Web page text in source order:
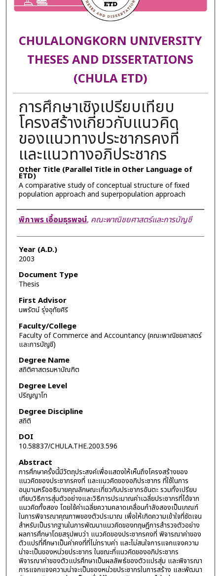
CHULALONGKORN UNIVERSITY
THESES AND DISSERTATIONS
(CHULA ETD)
การศึกษาเชิงเปรียบเทียบ
โครงสร้างเกี่ยวกับแนวคิด
ของแนวทางประชากรคงที่
และแนวทางอภิประชากร
Other Title (Parallel Title in Other Language of
ETD)
A comparative study of conceptual structure of fixed
population approach and superpopulation approach
Author
พิภาพร เอื้อมธุรพจน์, คณะพาณิชยศาสตร์และการบัญชี
Year (A.D.)
2003
Document Type
Thesis
First Advisor
นพรัตน์ รุ่งอุทัยศิริ
Faculty/College
Faculty of Commerce and Accountancy (คณะพาณิชยศาสตร์
และการบัญชี)
Degree Name
สถิติศาสตรมหาบัณฑิต
Degree Level
ปริญญาโท
Degree Discipline
สถิติ
DOI
10.58837/CHULA.THE.2003.596
Abstract
การศึกษาครั้งนี้มีวัตถุประสงค์เพื่อแสดงให้เห็นถึงโครงสร้างของ
แนวคิดของประชากรคงที่ และแนวคิดของอภิประชากร ที่ใช้ในการ
อนุมานหรืออธิบายคุณลักษณะเกี่ยวกับประชากรอันตะ รวมทั้งเปรียบ
เทียบวิธีการสุ่มตัวอย่างและวิธีการประมาณค่าเฉลี่ยประชากรที่ได้จาก
แนวคิดทั้งสอง โดยใช้ค่าเฉลี่ยความคลาดเคลื่อนกำลังสองเป็นเกณฑ์
ในการพิจารณาคุณภาพของตัวประมาณ เพื่อให้เกิดความเข้าใจที่ชัดเจน
สำหรับเป็นรากฐานในการพัฒนาแนวคิดของทฤษฎีการสำรวจตัวอย่าง
ผลการศึกษาโดยสรุปพบว่า แนวคิดของประชากรคงที่ พิจารณาค่าของ
ตัวแปรที่ศึกษาเป็นค่าคงที่ที่ไม่ทราบค่า และไม่สนใจการแจกแจงความ
น่าจะเป็นของหน่วยประชากร ในขณะที่แนวคิดของอภิประชากร
พิจารณาค่าของตัวแปรศึกษาเป็นผลลัพธ์ของตัวแปรสุ่ม และพิจารณา
การแจกแจงความน่าจะเป็นของหน่วยประชากรในการสร้าง และพัฒนา